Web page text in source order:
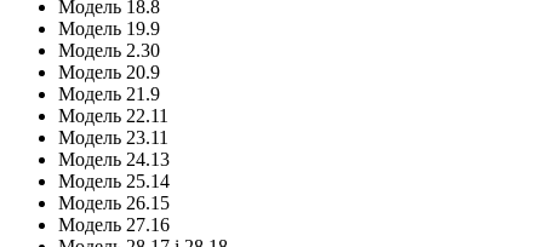
Модель 18.8
Модель 19.9
Модель 2.30
Модель 20.9
Модель 21.9
Модель 22.11
Модель 23.11
Модель 24.13
Модель 25.14
Модель 26.15
Модель 27.16